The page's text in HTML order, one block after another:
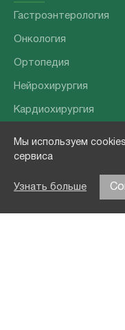
Мы используем
сервиса
Узнать больше
Гастроэнтерология
Онкология
Ортопедия
Нейрохирургия
Кардиохирургия
Хирургия позвоночника
Отоларингология